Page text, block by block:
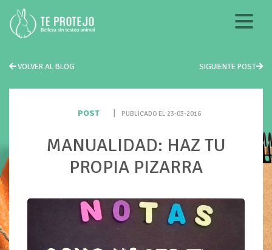
VOLVER AL BLOG SIGUIENTE POST
POST PUBLICADO EL 23-03-2016
MANUALIDAD: HAZ TU
PROPIA PIZARRA